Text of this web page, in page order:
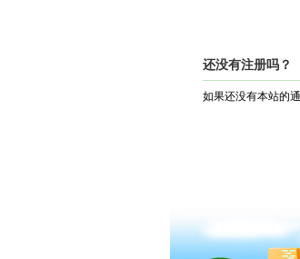
还没有注册吗？
如果还没有本站的